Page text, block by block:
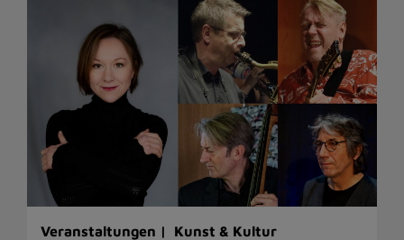
Veranstaltungen | Kunst & Kultur